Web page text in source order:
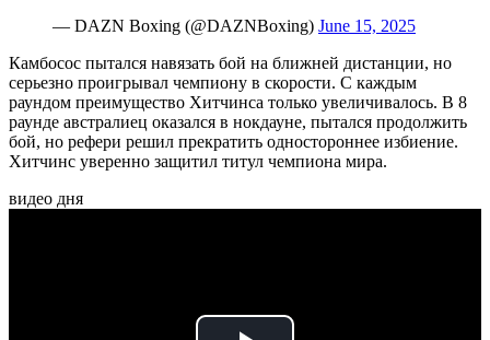
— DAZN Boxing (@DAZNBoxing) June 15, 2025
Камбосос пытался навязать бой на ближней дистанции, но
серьезно проигрывал чемпиону в скорости. С каждым
раундом преимущество Хитчинса только увеличивалось. В 8
раунде австралиец оказался в нокдауне, пытался продолжить
бой, но рефери решил прекратить одностороннее избиение.
Хитчинс уверенно защитил титул чемпиона мира.
видео дня